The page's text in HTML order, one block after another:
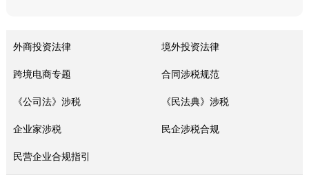
外商投资法律 境外投资法律
跨境电商专题 合同涉税规范
《公司法》涉税 《民法典》涉税
企业家涉税 民企涉税合规
民营企业合规指引